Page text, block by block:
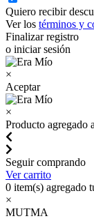
Quiero recibir
Ver los términos y
Finalizar registro
o iniciar sesión
×
Aceptar
×
Producto agregado
Seguir comprando
Ver carrito
0 item(s) agregado
×
MUTMA